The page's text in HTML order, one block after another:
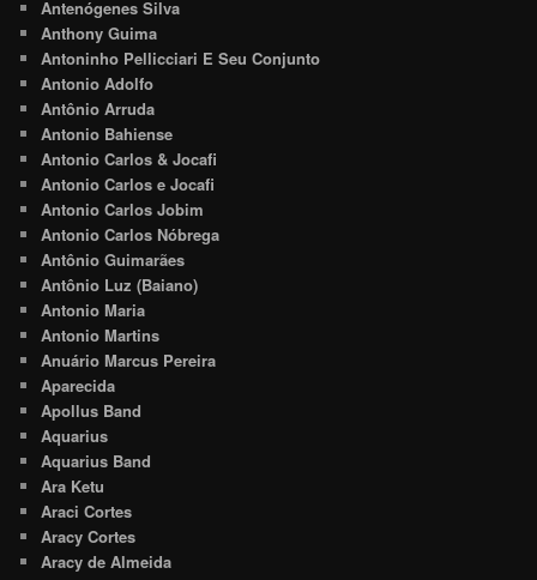
Antenógenes Silva
Anthony Guima
Antoninho Pellicciari E Seu Conjunto
Antonio Adolfo
Antônio Arruda
Antonio Bahiense
Antonio Carlos & Jocafi
Antonio Carlos e Jocafi
Antonio Carlos Jobim
Antonio Carlos Nóbrega
Antônio Guimarães
Antônio Luz (Baiano)
Antonio Maria
Antonio Martins
Anuário Marcus Pereira
Aparecida
Apollus Band
Aquarius
Aquarius Band
Ara Ketu
Araci Cortes
Aracy Cortes
Aracy de Almeida